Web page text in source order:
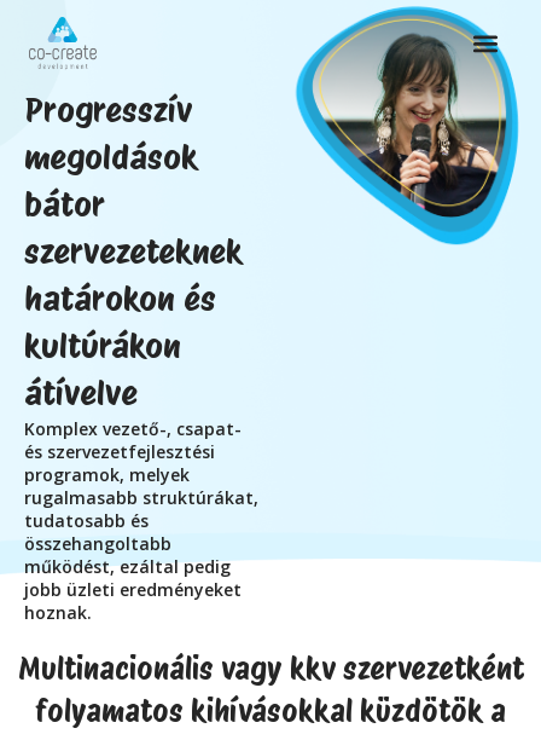
Progresszív
megoldások
bátor
szervezeteknek
határokon és
kultúrákon
átívelve
Komplex vezető-, csapat-
és szervezetfejlesztési
programok, melyek
rugalmasabb struktúrákat,
tudatosabb és
összehangoltabb
működést, ezáltal pedig
jobb üzleti eredményeket
hoznak.
Multinacionális vagy kkv szervezetként
folyamatos kihívásokkal küzdötök a